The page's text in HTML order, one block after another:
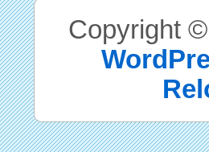
Copyright